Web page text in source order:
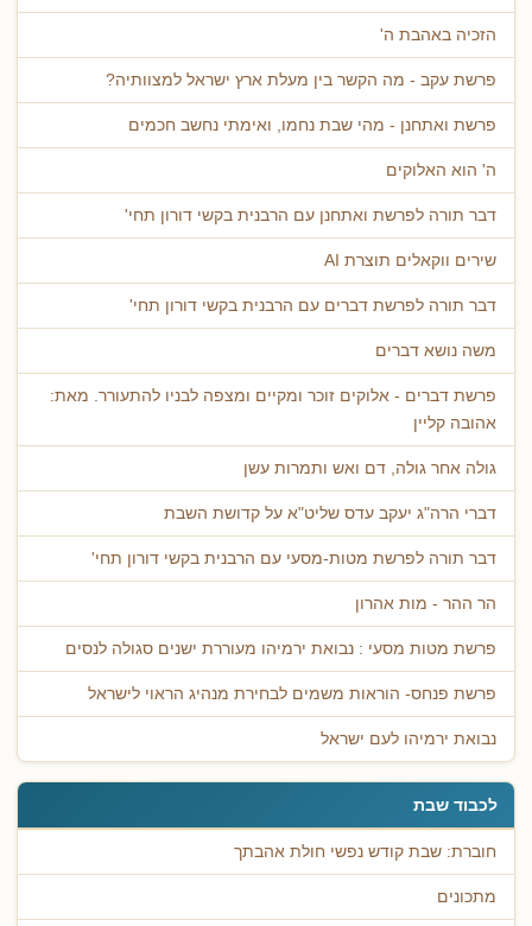
הזכיה באהבת ה'
פרשת עקב - מה הקשר בין מעלת ארץ ישראל למצוותיה?
פרשת ואתחנן - מהי שבת נחמו, ואימתי נחשב חכמים
ה' הוא האלוקים
דבר תורה לפרשת ואתחנן עם הרבנית בקשי דורון תחי'
שירים ווקאלים תוצרת AI
דבר תורה לפרשת דברים עם הרבנית בקשי דורון תחי'
משה נושא דברים
פרשת דברים - אלוקים זוכר ומקיים ומצפה לבניו להתעורר. מאת:
אהובה קליין
גולה אחר גולה, דם ואש ותמרות עשן
דברי הרה"ג יעקב עדס שליט"א על קדושת השבת
דבר תורה לפרשת מטות-מסעי עם הרבנית בקשי דורון תחי'
הר ההר - מות אהרון
פרשת מטות מסעי : נבואת ירמיהו מעוררת ישנים סגולה לנסים
פרשת פנחס- הוראות משמים לבחירת מנהיג הראוי לישראל
נבואת ירמיהו לעם ישראל
לכבוד שבת
חוברת: שבת קודש נפשי חולת אהבתך
מתכונים